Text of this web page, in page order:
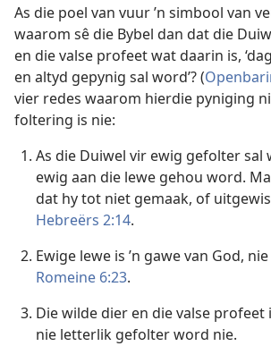
As die poel van vuur ’n simbool van
waarom sê die Bybel dan dat die
en die valse profeet wat daarin is,
en altyd gepynig sal word’? (
vier redes waarom hierdie pyniging
foltering is nie:
As die Duiwel vir ewig gefolter sal
ewig aan die lewe gehou word.
dat hy tot niet gemaak, of
Hebreërs 2:14.
Ewige lewe is ’n gawe van God,
Romeine 6:23.
Die wilde dier en die valse profeet
nie letterlik gefolter word nie.